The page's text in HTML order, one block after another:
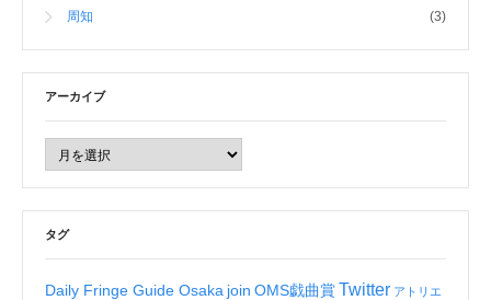
周知 (3)
アーカイブ
タグ
Daily Fringe Guide Osaka join OMS戯曲賞Twitter アトリエ